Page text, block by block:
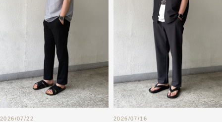
2026/07/22 2026/07/16